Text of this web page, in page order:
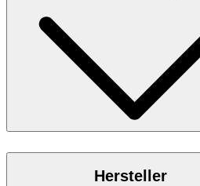
Hochwertiges, pflegeleichtes
Hersteller